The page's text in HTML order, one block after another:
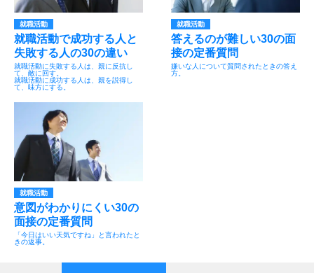
就職活動
就職活動で成功する人と
失敗する人の30の違い
就職活動に失敗する人は、親に反抗し
て、敵に回す。
就職活動に成功する人は、親を説得し
て、味方にする。
就職活動
答えるのが難しい30の面
接の定番質問
嫌いな人について質問されたときの答え
方。
就職活動
意図がわかりにくい30の
面接の定番質問
「今日はいい天気ですね」と言われたと
きの返事。